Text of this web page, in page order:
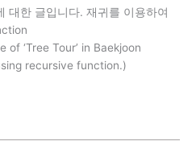
대한 글입니다. 재귀를 이용하여
‘Tree Tour’ in Baekjoon
recursive function.)